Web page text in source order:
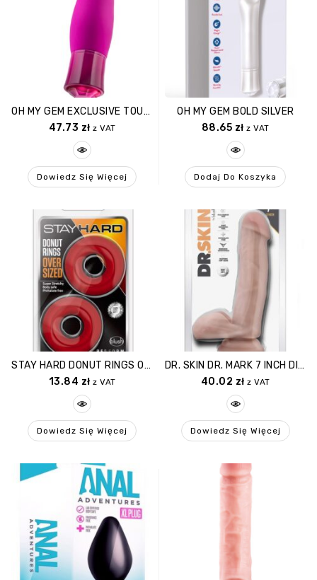
OH MY GEM EXCLUSIVE TOURMALINE
47.73 zł z VAT
Dowiedz Się Więcej
OH MY GEM BOLD SILVER
88.65 zł z VAT
Dodaj Do Koszyka
STAY HARD DONUT RINGS OVERSIZED RED
13.84 zł z VAT
Dowiedz Się Więcej
DR. SKIN DR. MARK 7 INCH DILDO WITH BALLS BEIGE
40.02 zł z VAT
Dowiedz Się Więcej